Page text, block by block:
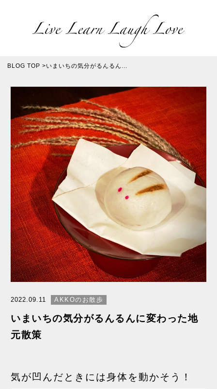
BLOG TOP >いまいちの気分がるんるん...
2022.09.11 AKKOのお散歩
いまいちの気分がるんるんに変わった地
元散策
気が凹んだときには身体を動かそう！